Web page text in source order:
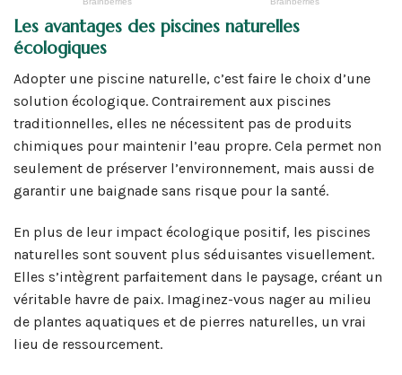
Les avantages des piscines naturelles
écologiques
Adopter une piscine naturelle, c’est faire le choix d’une
solution écologique. Contrairement aux piscines
traditionnelles, elles ne nécessitent pas de produits
chimiques pour maintenir l’eau propre. Cela permet non
seulement de préserver l’environnement, mais aussi de
garantir une baignade sans risque pour la santé.
En plus de leur impact écologique positif, les piscines
naturelles sont souvent plus séduisantes visuellement.
Elles s’intègrent parfaitement dans le paysage, créant un
véritable havre de paix. Imaginez-vous nager au milieu
de plantes aquatiques et de pierres naturelles, un vrai
lieu de ressourcement.